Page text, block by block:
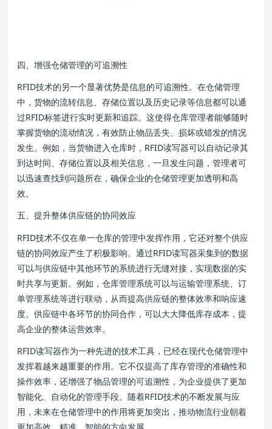
四、增强仓储管理的可追溯性
RFID技术的另一个显著优势是信息的可追溯性。在仓储管理
中，货物的流转信息、存储位置以及历史记录等信息都可以通
过RFID标签进行实时更新和追踪。这使得仓库管理者能够随时
掌握货物的流动情况，有效防止物品丢失、损坏或错发的情况
发生。例如，当货物进入仓库时，RFID读写器可以自动记录其
到达时间、存储位置以及相关信息，一旦发生问题，管理者可
以迅速查找到问题所在，确保企业的仓储管理更加透明和高
效。
五、提升整体供应链的协同效应
RFID技术不仅在单一仓库的管理中发挥作用，它还对整个供应
链的协同效应产生了积极影响。通过RFID读写器采集到的数据
可以与供应链中其他环节的系统进行无缝对接，实现数据的实
时共享与更新。例如，仓库管理系统可以与运输管理系统、订
单管理系统等进行联动，从而提高供应链的整体效率和响应速
度。供应链中各环节的协同合作，可以大大降低库存成本，提
高企业的整体运营效率。
RFID读写器作为一种先进的技术工具，已经在现代仓储管理中
发挥着越来越重要的作用。它不仅提高了库存管理的准确性和
操作效率，还增强了物品管理的可追溯性，为企业提供了更加
智能化、自动化的管理手段。随着RFID技术的不断发展与应
用，未来在仓储管理中的作用将更加突出，推动物流行业朝着